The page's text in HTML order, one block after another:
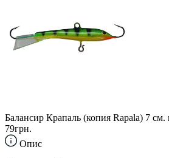
Балансир Крапаль (копия Rapala) 7 см.
79грн.
Опис